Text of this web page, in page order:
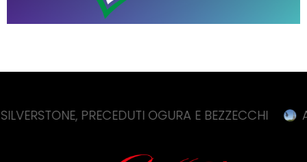
PRECEDUTI OGURA E BEZZECCHI